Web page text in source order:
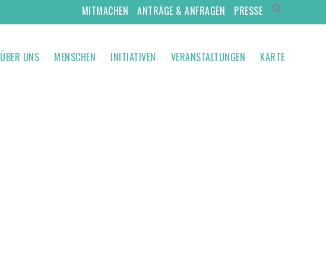
MITMACHEN ANTRÄGE & ANFRAGEN PRESSE
ÜBER UNS MENSCHEN INITIATIVEN VERANSTALTUNGEN KARTE